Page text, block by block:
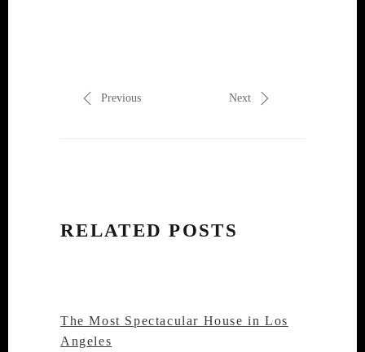
Previous Next
RELATED POSTS
The Most Spectacular House in Los
Angeles